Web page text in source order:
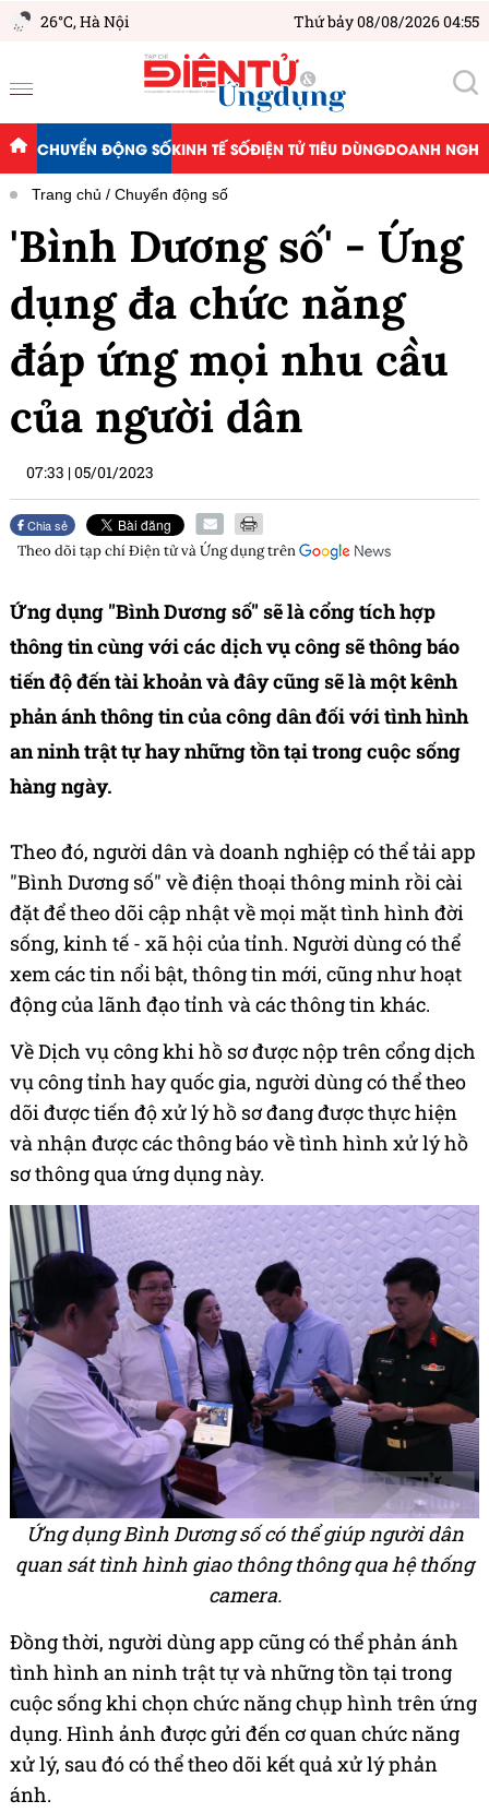
26°C,Hà Nội Thứ bảy 08/08/2026 04:55
CHUYỂN ĐỘNG SỐKINH TẾ SỐĐIỆN TỬ TIÊU DÙNGDOANH
Trang chủ Chuyển động số
'Bình Dương số' - Ứng
dụng đa chức năng
đáp ứng mọi nhu cầu
của người dân
07:33 |05/01/2023
Chia sẻ
Theo dõi tạp chíĐiện tử và Ứng dụngtrên
Ứng dụng "Bình Dương số" sẽ là cổng tích hợp
thông tin cùng với các dịch vụ công sẽ thông báo
tiến độ đến tài khoản và đây cũng sẽ là một kênh
phản ánh thông tin của công dân đối với tình hình
an ninh trật tự hay những tồn tại trong cuộc sống
hàng ngày.
Theo đó, người dân và doanh nghiệp có thể tải app
"Bình Dương số" về điện thoại thông minh rồi cài
đặt để theo dõi cập nhật về mọi mặt tình hình đời
sống, kinh tế - xã hội của tỉnh. Người dùng có thể
xem các tin nổi bật, thông tin mới, cũng như hoạt
động của lãnh đạo tỉnh và các thông tin khác.
Về Dịch vụ công khi hồ sơ được nộp trên cổng dịch
vụ công tỉnh hay quốc gia, người dùng có thể theo
dõi được tiến độ xử lý hồ sơ đang được thực hiện
và nhận được các thông báo về tình hình xử lý hồ
sơ thông qua ứng dụng này.
Ứng dụng Bình Dương số có thể giúp người dân
quan sát tình hình giao thông thông qua hệ thống
camera.
Đồng thời, người dùng app cũng có thể phản ánh
tình hình an ninh trật tự và những tồn tại trong
cuộc sống khi chọn chức năng chụp hình trên ứng
dụng. Hình ảnh được gửi đến cơ quan chức năng
xử lý, sau đó có thể theo dõi kết quả xử lý phản
ánh.